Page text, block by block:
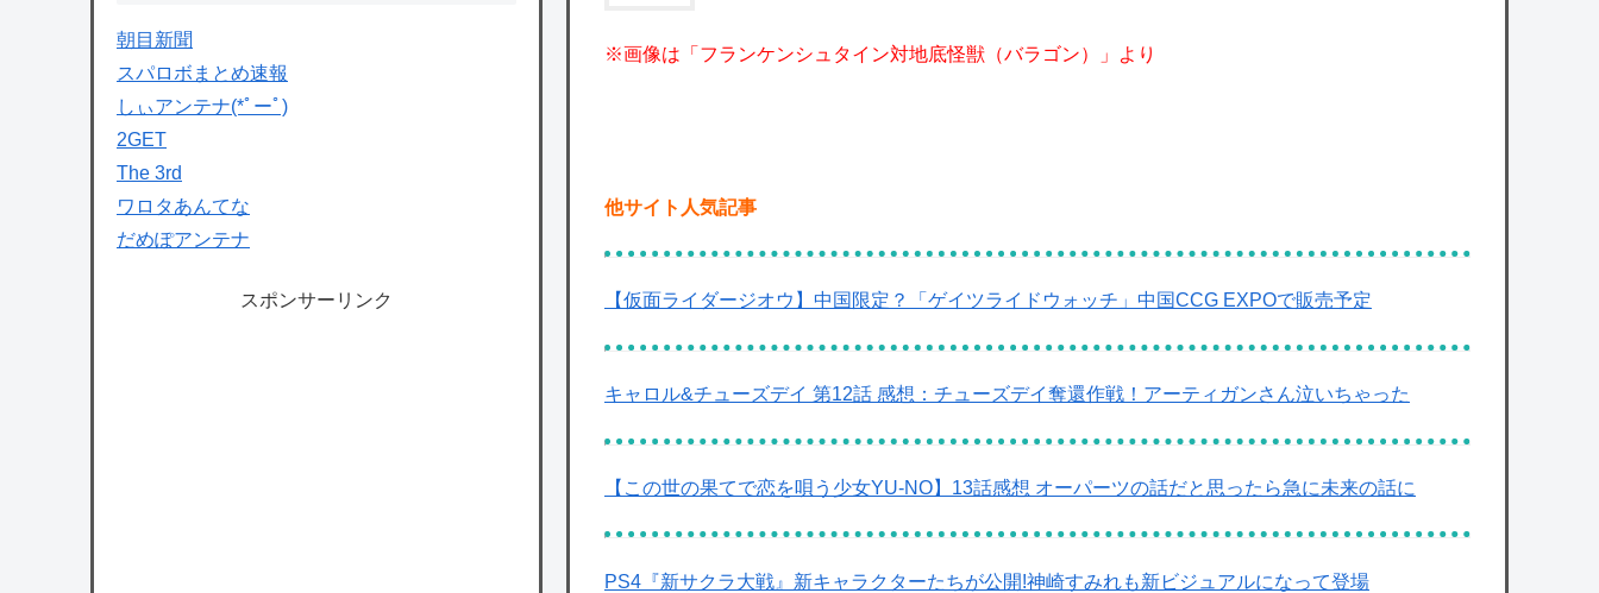
Powered by livedoor 相互RSS
※画像は「フランケンシュタイン対地底怪獣（バラゴン）」より
他サイト人気記事
【仮面ライダージオウ】中国限定？「ゲイツライドウォッチ」中国CCG EXPOで販売予定
キャロル&チューズデイ 第12話 感想：チューズデイ奪還作戦！アーティガンさん泣いちゃった
【この世の果てで恋を唄う少女YU-NO】13話感想 オーパーツの話だと思ったら急に未来の話に
PS4『新サクラ大戦』新キャラクターたちが公開!神崎すみれも新ビジュアルになって登場
朝目新聞
スパロボまとめ速報
しぃアンテナ(*ﾟーﾟ)
2GET
The 3rd
ワロタあんてな
だめぽアンテナ
スポンサーリンク